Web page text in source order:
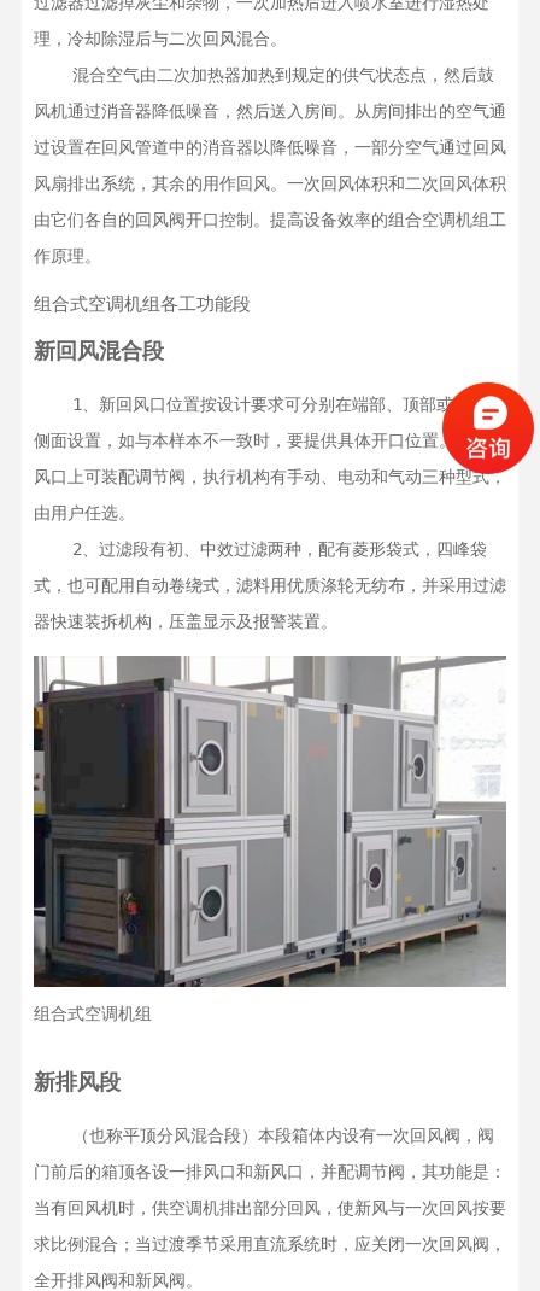
理，冷却除湿后与二次回风混合。
风机通过消音器降低噪音，然后送入房间。从房间排出的空气通
过设置在回风管道中的消音器以降低噪音，一部分空气通过回风
风扇排出系统，其余的用作回风。一次回风体积和二次回风体积
由它们各自的回风阀开口控制。提高设备效率的组合空调机组工
作原理。
组合式空调机组各工功能段
新回风混合段
侧面设置，如与本样本不一致时，要提供具体开口位置。在新回
风口上可装配调节阀，执行机构有手动、电动和气动三种型式，
由用户任选。
式，也可配用自动卷绕式，滤料用优质涤轮无纺布，并采用过滤
器快速装拆机构，压盖显示及报警装置。
组合式空调机组
新排风段
门前后的箱顶各设一排风口和新风口，并配调节阀，其功能是：
当有回风机时，供空调机排出部分回风，使新风与一次回风按要
求比例混合；当过渡季节采用直流系统时，应关闭一次回风阀，
全开排风阀和新风阀。